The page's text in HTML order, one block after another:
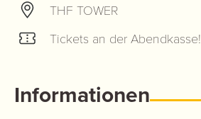
THF TOWER
Tickets an der Abendkasse!
Informationen